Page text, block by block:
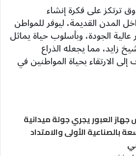
ترتكز على فكرة إنشاء
المدن القديمة، ليوفر للمواطن
الجودة، وبأسلوب حياة يماثل
زايد، مما يجعله الذراع
الارتقاء بحياة المواطنين في
جهاز العبور يجري جولة ميدانية
بالصناعية الأولى والامتداد